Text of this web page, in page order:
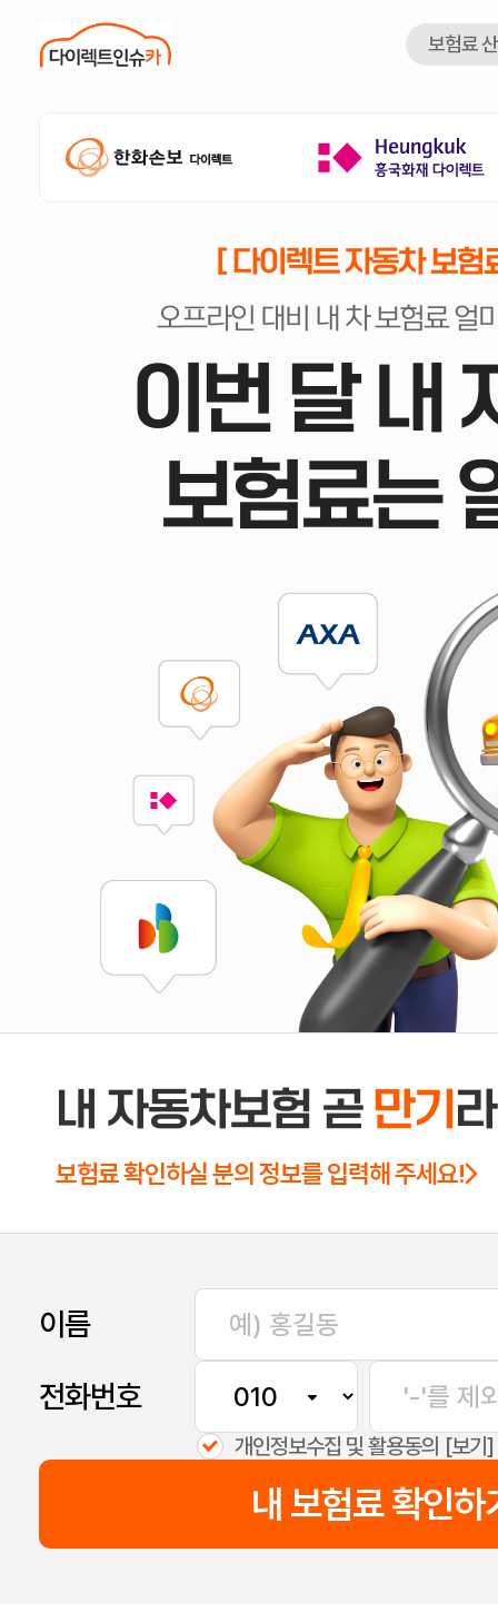
보험료
[ 다이렉트 자동차 보험
오프라인 대비 내 차 보험료 얼
이번 달 내
보험료는
내 자동차보험 곧 만기
보험료 확인하실 분의 정보를 입력해 주세요!
이름
전화번호
개인정보수집 및 활용동의 [보기]
내 보험료 확인하